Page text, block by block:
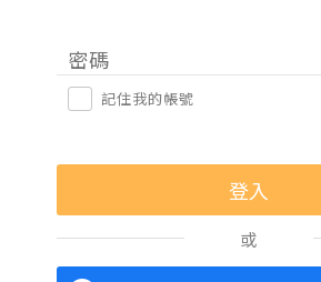
密碼
記住我的帳號
或